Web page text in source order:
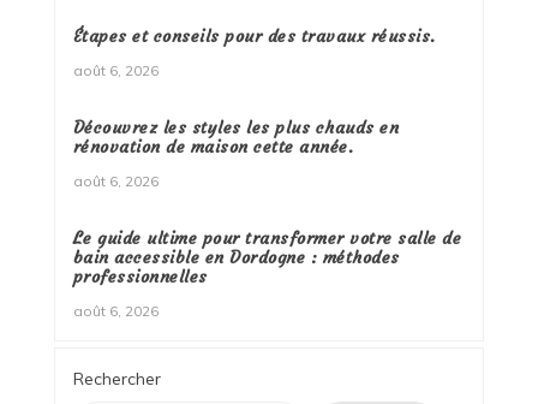
Étapes et conseils pour des travaux réussis.
août 6, 2026
Découvrez les styles les plus chauds en
rénovation de maison cette année.
août 6, 2026
Le guide ultime pour transformer votre salle de
bain accessible en Dordogne : méthodes
professionnelles
août 6, 2026
Rechercher